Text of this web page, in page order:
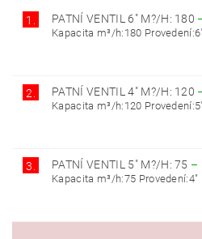
1. PATNÍ VENTIL 6" M?/H: 180
Kapacita m³/h:180
2. PATNÍ VENTIL 4" M?/H: 120
Kapacita m³/h:120
3. PATNÍ VENTIL 5" M?/H: 75 –
Kapacita m³/h:75